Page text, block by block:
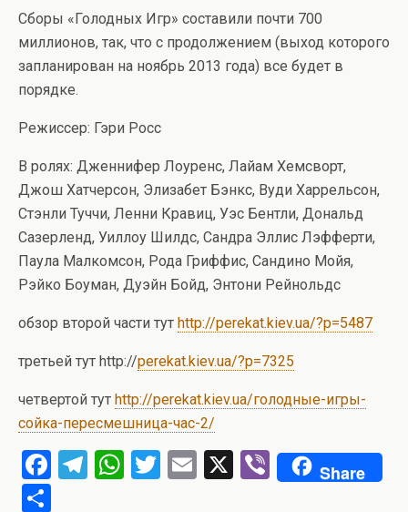
Сборы «Голодных Игр» составили почти 700
миллионов, так, что с продолжением (выход которого
запланирован на ноябрь 2013 года) все будет в
порядке.
Режиссер: Гэри Росс
В ролях: Дженнифер Лоуренс, Лайам Хемсворт,
Джош Хатчерсон, Элизабет Бэнкс, Вуди Харрельсон,
Стэнли Туччи, Ленни Кравиц, Уэс Бентли, Дональд
Сазерленд, Уиллоу Шилдс, Сандра Эллис Лэфферти,
Паула Малкомсон, Рода Гриффис, Сандино Мойя,
Рэйко Боуман, Дуэйн Бойд, Энтони Рейнольдс
обзор второй части тут http://perekat.kiev.ua/?p=5487
третьей тут http://perekat.kiev.ua/?p=7325
четвертой тут http://perekat.kiev.ua/голодные-игры-
сойка-пересмешница-час-2/
F
T
W T
E
X
Vi
b
Share